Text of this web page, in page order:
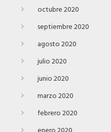
octubre 2020
septiembre 2020
agosto 2020
julio 2020
junio 2020
marzo 2020
febrero 2020